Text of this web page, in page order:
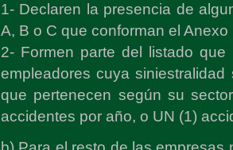
1- Declaren la presencia de
A, B o C que conforman el
2- Formen parte del listado que
empleadores cuya
que pertenecen según su
accidentes por año, o UN (1)